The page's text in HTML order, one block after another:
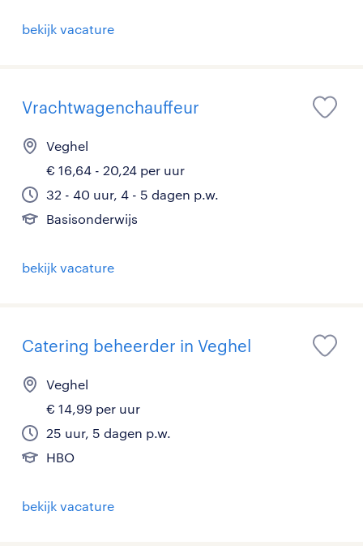
bekijk vacature
Vrachtwagenchauffeur
Veghel
€ 16,64 - 20,24 per uur
32 - 40 uur, 4 - 5 dagen p.w.
Basisonderwijs
bekijk vacature
Catering beheerder in Veghel
Veghel
€ 14,99 per uur
25 uur, 5 dagen p.w.
HBO
bekijk vacature